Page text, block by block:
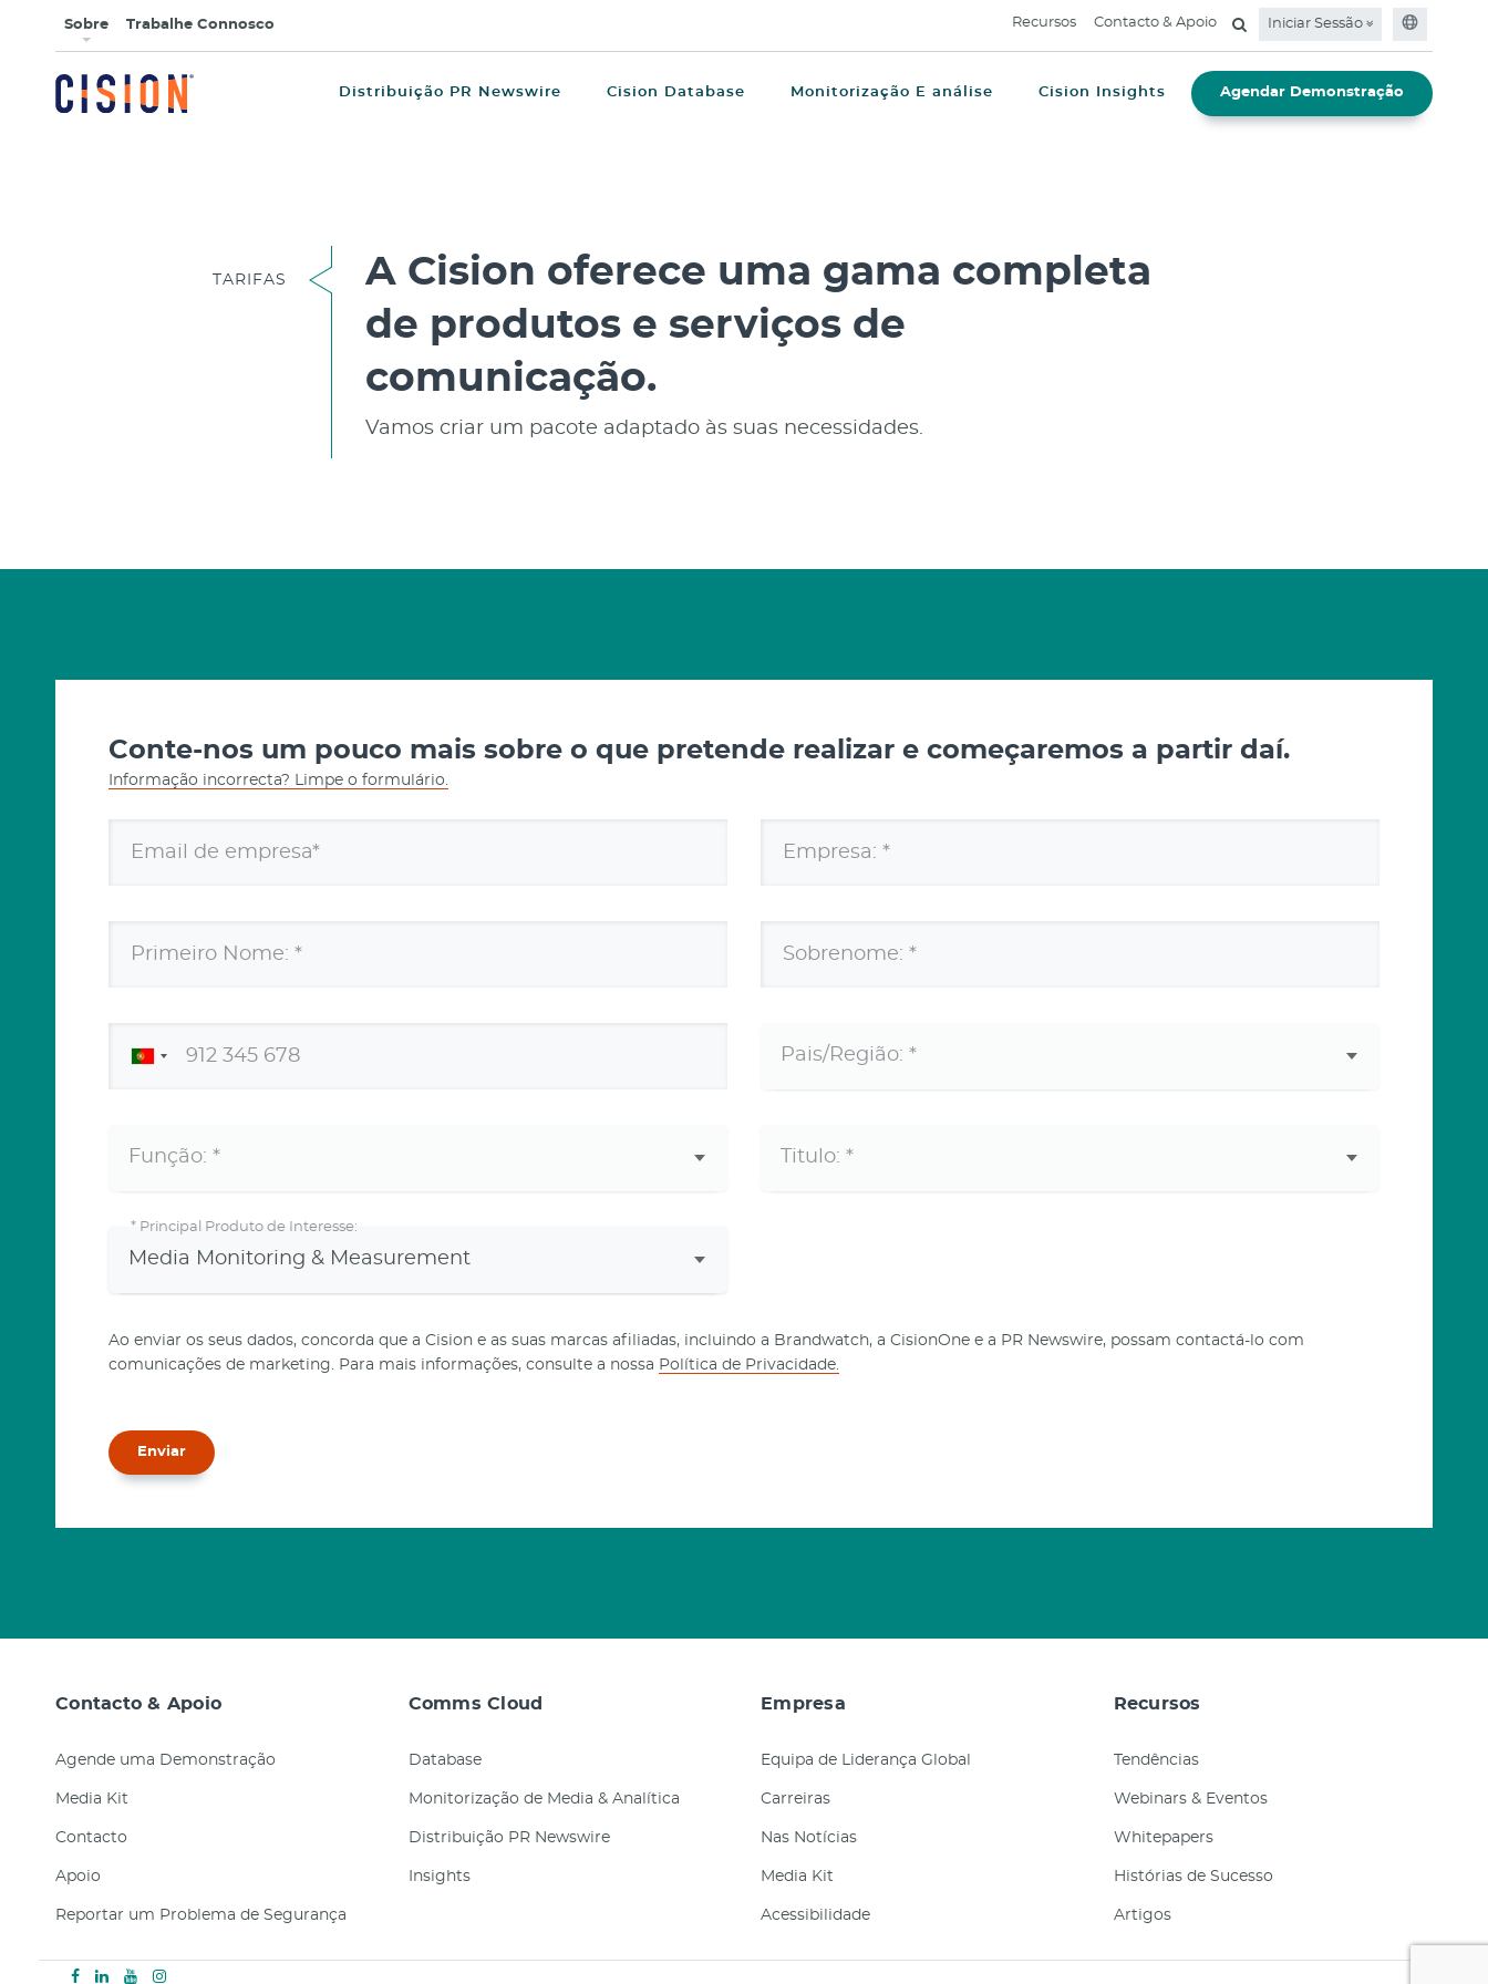
Sobre Trabalhe Connosco Recursos Contacto & Apoio Iniciar Sessão
Distribuição PR Newswire Cision Database Monitorização E análise Cision Insights Agendar Demonstração
TARIFAS
A Cision oferece uma gama completa
de produtos e serviços de
comunicação.
Vamos criar um pacote adaptado às suas necessidades.
Conte-nos um pouco mais sobre o que pretende realizar e começaremos a partir daí.
Informação incorrecta? Limpe o formulário.
Email de empresa* Empresa: *
Primeiro Nome: * Sobrenome: *
* Principal Produto de Interesse:
Ao enviar os seus dados, concorda que a Cision e as suas marcas afiliadas, incluindo a Brandwatch, a CisionOne e a PR Newswire, possam contactá-lo com
comunicações de marketing. Para mais informações, consulte a nossa Política de Privacidade.
Enviar
Contacto & Apoio
Agende uma Demonstração
Media Kit
Contacto
Apoio
Reportar um Problema de Segurança
Comms Cloud
Database
Monitorização de Media & Analítica
Distribuição PR Newswire
Insights
Empresa
Equipa de Liderança Global
Carreiras
Nas Notícias
Media Kit
Acessibilidade
Recursos
Tendências
Webinars & Eventos
Whitepapers
Histórias de Sucesso
Artigos